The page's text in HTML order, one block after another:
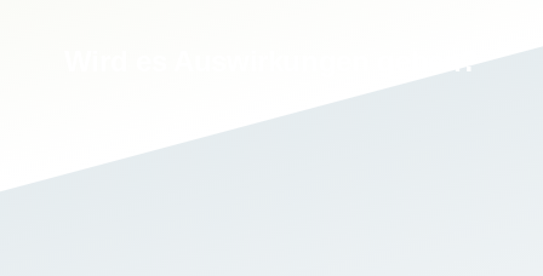
Wird es Auswirkungen geben?